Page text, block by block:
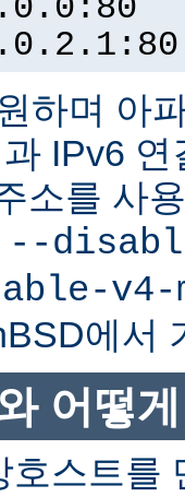
하며 아
IPv6
소를 사
--
v4-
에서
어떻
호스트를